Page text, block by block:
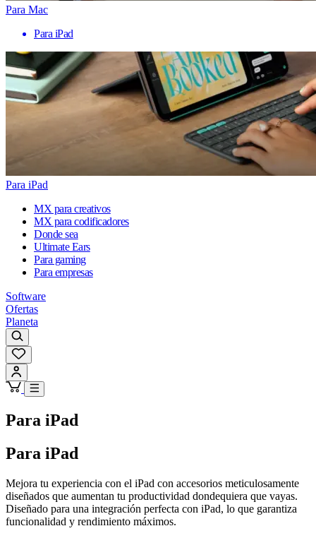
Para Mac
Para iPad
Para iPad
MX para creativos
MX para codificadores
Donde sea
Ultimate Ears
Para gaming
Para empresas
Software
Ofertas
Planeta
Para iPad
Para iPad
Mejora tu experiencia con el iPad con accesorios meticulosamente
diseñados que aumentan tu productividad dondequiera que vayas.
Diseñado para una integración perfecta con iPad, lo que garantiza
funcionalidad y rendimiento máximos.